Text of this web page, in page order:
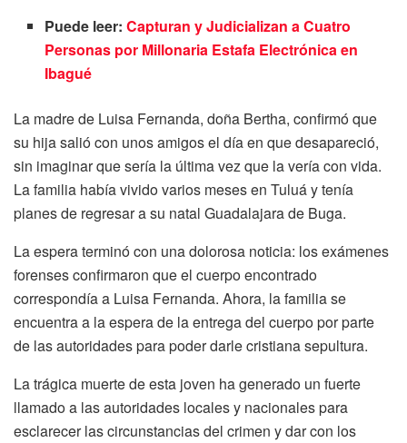
Puede leer:Capturan y Judicializan a Cuatro
Personas por Millonaria Estafa Electrónica en
Ibagué
La madre de Luisa Fernanda, doña Bertha, confirmó que
su hija salió con unos amigos el día en que desapareció,
sin imaginar que sería la última vez que la vería con vida.
La familia había vivido varios meses en Tuluá y tenía
planes de regresar a su natal Guadalajara de Buga.
La espera terminó con una dolorosa noticia: los exámenes
forenses confirmaron que el cuerpo encontrado
correspondía a Luisa Fernanda. Ahora, la familia se
encuentra a la espera de la entrega del cuerpo por parte
de las autoridades para poder darle cristiana sepultura.
La trágica muerte de esta joven ha generado un fuerte
llamado a las autoridades locales y nacionales para
esclarecer las circunstancias del crimen y dar con los